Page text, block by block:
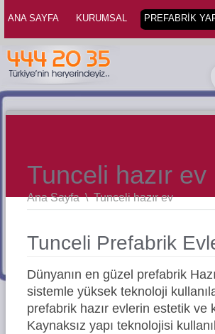
ANA SAYFA KURUMSAL PREFABRİK
Tunceli hazır ev
Ana Sayfa \Tunceli hazır ev
Tunceli Prefabrik
Dünyanın en güzel prefabrik
sistemle yüksek teknoloji
prefabrik hazır evlerin estetik ve
Kaynaksız yapı teknolojisi